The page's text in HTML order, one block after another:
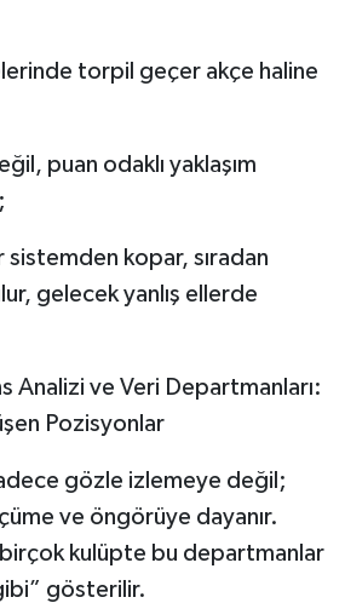
torpil geçer akçe haline
puan odaklı yaklaşım
kopar, sıradan
gelecek yanlış ellerde
Analizi ve Veri Departmanları:
Pozisyonlar
gözle izlemeye değil;
ve öngörüye dayanır.
birçok kulüpte bu departmanlar
gösterilir.